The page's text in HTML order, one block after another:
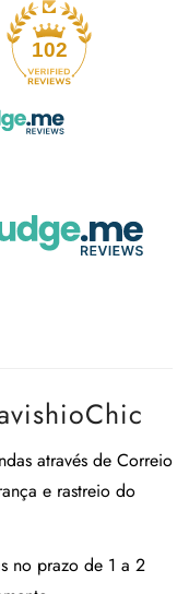
102
através de Correio
e rastreio do
no prazo de 1 a 2